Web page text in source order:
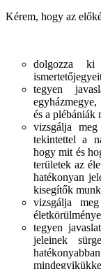
Kérem, hogy az
dolgozza
tegyen
és a plébániák
vizsgálja
tekintettel a
hogy mit és
területek az
hatékonyan
kisegítők
vizsgálja
tegyen
jeleinek